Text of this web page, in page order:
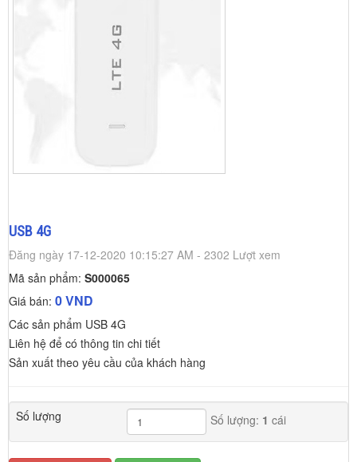
USB 4G
Đăng ngày 17-12-2020 10:15:27 AM - 2302 Lượt xem
Mã sản phẩm: S000065
Giá bán: 0 VND
Các sản phẩm USB 4G
Liên hệ để có thông tin chi tiết
Sản xuất theo yêu cầu của khách hàng
Số lượng Số lượng: 1 cái